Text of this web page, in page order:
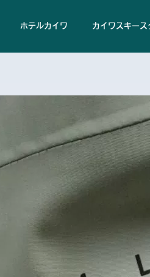
ホテルカイワ カイワスキース